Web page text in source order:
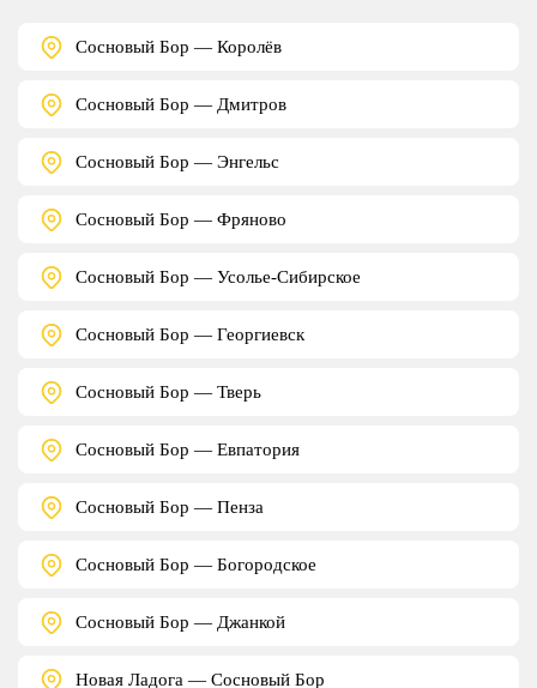
Сосновый Бор — Королёв
Сосновый Бор — Дмитров
Сосновый Бор — Энгельс
Сосновый Бор — Фряново
Сосновый Бор — Усолье-Сибирское
Сосновый Бор — Георгиевск
Сосновый Бор — Тверь
Сосновый Бор — Евпатория
Сосновый Бор — Пенза
Сосновый Бор — Богородское
Сосновый Бор — Джанкой
Новая Ладога — Сосновый Бор